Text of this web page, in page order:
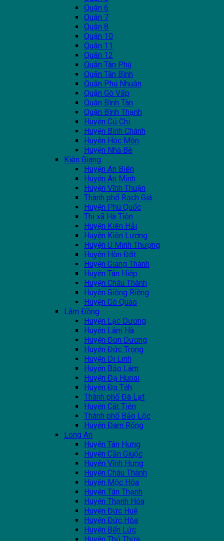
Quận 6
Quận 7
Quận 8
Quận 10
Quận 11
Quận 12
Quận Tân Phú
Quận Tân Bình
Quận Phú Nhuận
Quận Gò Vấp
Quận Bình Tân
Quận Bình Thạnh
Huyện Củ Chi
Huyện Bình Chánh
Huyện Hóc Môn
Huyện Nhà Bè
Kiên Giang
Huyện An Biên
Huyện An Minh
Huyện Vĩnh Thuận
Thành phổ Rạch Giá
Huyện Phú Quốc
Thị xã Hà Tiên
Huyện Kiên Hải
Huyện Kiên Lương
Huyện U Minh Thượng
Huyện Hòn Đất
Huyện Giang Thành
Huyện Tân Hiệp
Huyện Châu Thành
Huyện Giồng Riềng
Huyện Gò Quao
Lâm Đồng
Huyện Lạc Dương
Huyện Lâm Hà
Huyện Đơn Dương
Huyện Đức Trọng
Huyện Di Linh
Huyện Bảo Lâm
Huyện Đạ Huoai
Huyện Đạ Tẻh
Thành phố Đà Lạt
Huyện Cát Tiên
Thành phố Bảo Lộc
Huyện Đam Rông
Long An
Huyện Tân Hưng
Huyện Cần Giuộc
Huyện Vĩnh Hưng
Huyện Châu Thành
Huyện Mộc Hóa
Huyện Tân Thạnh
Huyện Thạnh Hóa
Huyện Đức Huệ
Huyện Đức Hòa
Huyện Bến Lức